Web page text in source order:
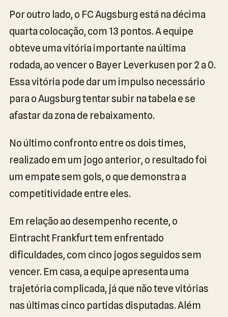
Por outro lado, o FC Augsburg está na décima
quarta colocação, com 13 pontos. A equipe
obteve uma vitória importante na última
rodada, ao vencer o Bayer Leverkusen por 2 a 0.
Essa vitória pode dar um impulso necessário
para o Augsburg tentar subir na tabela e se
afastar da zona de rebaixamento.
No último confronto entre os dois times,
realizado em um jogo anterior, o resultado foi
um empate sem gols, o que demonstra a
competitividade entre eles.
Em relação ao desempenho recente, o
Eintracht Frankfurt tem enfrentado
dificuldades, com cinco jogos seguidos sem
vencer. Em casa, a equipe apresenta uma
trajetória complicada, já que não teve vitórias
nas últimas cinco partidas disputadas. Além